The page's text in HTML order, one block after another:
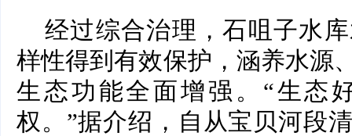
经过综合治理，石咀子水
样性得到有效保护，涵养水源
生态功能全面增强。“生态
权。”据介绍，自从宝贝河段